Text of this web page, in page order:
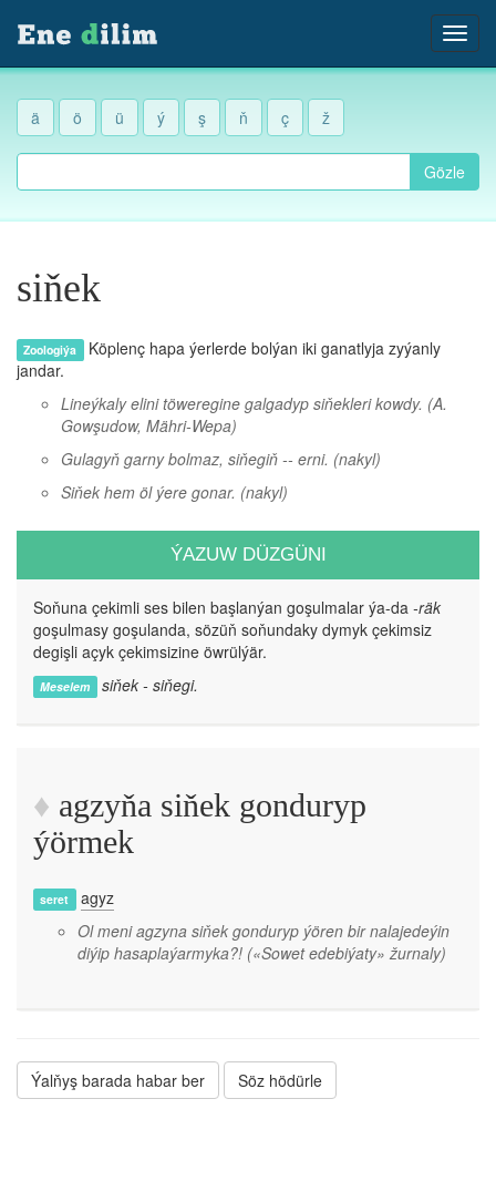
ä ö ü ý ş ň ç ž
Gözle
siňek
Zoologiýa Köplenç hapa ýerlerde bolýan iki ganatlyja zyýanly
jandar.
Lineýkaly elini töweregine galgadyp siňekleri kowdy. (A.
Gowşudow, Mähri-Wepa)
Gulagyň garny bolmaz, siňegiň -- erni. (nakyl)
Siňek hem öl ýere gonar. (nakyl)
ÝAZUW DÜZGÜNI
Soňuna çekimli ses bilen başlanýan goşulmalar ýa-da -räk
goşulmasy goşulanda, sözüň soňundaky dymyk çekimsiz
degişli açyk çekimsizine öwrülýär.
Meselem siňek - siňegi.
agzyňa siňek gonduryp
ýörmek
seret
agyz
Ol meni agzyna siňek gonduryp ýören bir nalajedeýin
diýip hasaplaýarmyka?! («Sowet edebiýaty» žurnaly)
Ýalňyş barada habar ber Söz hödürle